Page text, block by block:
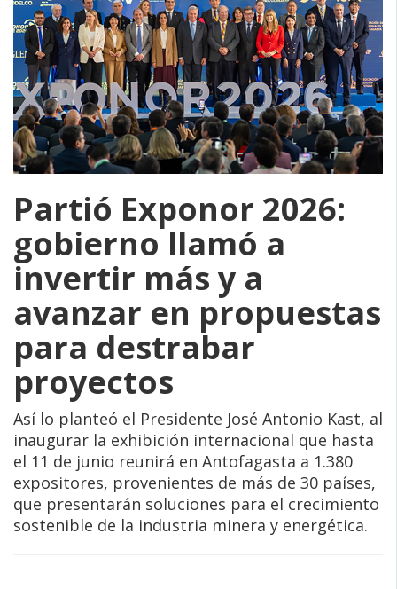
Partió Exponor 2026:
gobierno llamó a
invertir más y a
avanzar en propuestas
para destrabar
proyectos
Así lo planteó el Presidente José Antonio Kast, al
inaugurar la exhibición internacional que hasta
el 11 de junio reunirá en Antofagasta a 1.380
expositores, provenientes de más de 30 países,
que presentarán soluciones para el crecimiento
sostenible de la industria minera y energética.